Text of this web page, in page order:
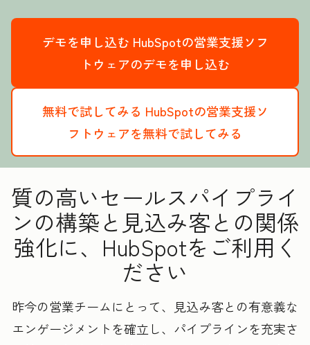
デモを申し込む HubSpotの営業支援ソフ
トウェアのデモを申し込む
無料で試してみる HubSpotの営業支援ソ
フトウェアを無料で試してみる
質の高いセールスパイプライ
ンの構築と見込み客との関係
強化に、HubSpotをご利用く
ださい
昨今の営業チームにとって、見込み客との有意義な
エンゲージメントを確立し、パイプラインを充実さ